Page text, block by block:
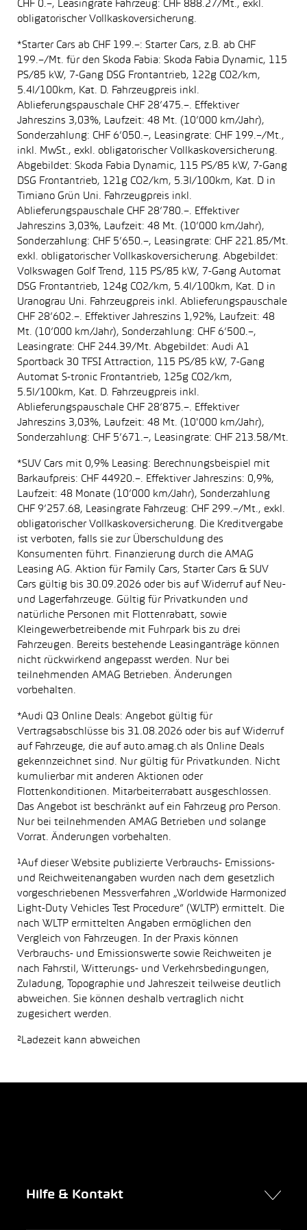
CHF 0.–, Leasingrate Fahrzeug: CHF 888.27/Mt., exkl.
obligatorischer Vollkaskoversicherung.
*Starter Cars ab CHF 199.–: Starter Cars, z.B. ab CHF
199.–/Mt. für den Skoda Fabia: Skoda Fabia Dynamic, 115
PS/85 kW, 7-Gang DSG Frontantrieb, 122g CO2/km,
5.4l/100km, Kat. D. Fahrzeugpreis inkl.
Ablieferungspauschale CHF 28’475.–. Effektiver
Jahreszins 3,03%, Laufzeit: 48 Mt. (10’000 km/Jahr),
Sonderzahlung: CHF 6’050.–, Leasingrate: CHF 199.–/Mt.,
inkl. MwSt., exkl. obligatorischer Vollkaskoversicherung.
Abgebildet: Skoda Fabia Dynamic, 115 PS/85 kW, 7-Gang
DSG Frontantrieb, 121g CO2/km, 5.3l/100km, Kat. D in
Timiano Grün Uni. Fahrzeugpreis inkl.
Ablieferungspauschale CHF 28’780.–. Effektiver
Jahreszins 3,03%, Laufzeit: 48 Mt. (10’000 km/Jahr),
Sonderzahlung: CHF 5’650.–, Leasingrate: CHF 221.85/Mt.
exkl. obligatorischer Vollkaskoversicherung. Abgebildet:
Volkswagen Golf Trend, 115 PS/85 kW, 7-Gang Automat
DSG Frontantrieb, 124g CO2/km, 5.4l/100km, Kat. D in
Uranograu Uni. Fahrzeugpreis inkl. Ablieferungspauschale
CHF 28’602.–. Effektiver Jahreszins 1,92%, Laufzeit: 48
Mt. (10’000 km/Jahr), Sonderzahlung: CHF 6’500.–,
Leasingrate: CHF 244.39/Mt. Abgebildet: Audi A1
Sportback 30 TFSI Attraction, 115 PS/85 kW, 7-Gang
Automat S-tronic Frontantrieb, 125g CO2/km,
5.5l/100km, Kat. D. Fahrzeugpreis inkl.
Ablieferungspauschale CHF 28’875.–. Effektiver
Jahreszins 3,03%, Laufzeit: 48 Mt. (10'000 km/Jahr),
Sonderzahlung: CHF 5’671.–, Leasingrate: CHF 213.58/Mt.
*SUV Cars mit 0,9% Leasing: Berechnungsbeispiel mit
Barkaufpreis: CHF 44920.–. Effektiver Jahreszins: 0,9%,
Laufzeit: 48 Monate (10’000 km/Jahr), Sonderzahlung
CHF 9’257.68, Leasingrate Fahrzeug: CHF 299.–/Mt., exkl.
obligatorischer Vollkaskoversicherung. Die Kreditvergabe
ist verboten, falls sie zur Überschuldung des
Konsumenten führt. Finanzierung durch die AMAG
Leasing AG. Aktion für Family Cars, Starter Cars & SUV
Cars gültig bis 30.09.2026 oder bis auf Widerruf auf Neu-
und Lagerfahrzeuge. Gültig für Privatkunden und
natürliche Personen mit Flottenrabatt, sowie
Kleingewerbetreibende mit Fuhrpark bis zu drei
Fahrzeugen. Bereits bestehende Leasinganträge können
nicht rückwirkend angepasst werden. Nur bei
teilnehmenden AMAG Betrieben. Änderungen
vorbehalten.
*Audi Q3 Online Deals: Angebot gültig für
Vertragsabschlüsse bis 31.08.2026 oder bis auf Widerruf
auf Fahrzeuge, die auf auto.amag.ch als Online Deals
gekennzeichnet sind. Nur gültig für Privatkunden. Nicht
kumulierbar mit anderen Aktionen oder
Flottenkonditionen. Mitarbeiterrabatt ausgeschlossen.
Das Angebot ist beschränkt auf ein Fahrzeug pro Person.
Nur bei teilnehmenden AMAG Betrieben und solange
Vorrat. Änderungen vorbehalten.
¹Auf dieser Website publizierte Verbrauchs- Emissions-
und Reichweitenangaben wurden nach dem gesetzlich
vorgeschriebenen Messverfahren „Worldwide Harmonized
Light-Duty Vehicles Test Procedure“ (WLTP) ermittelt. Die
nach WLTP ermittelten Angaben ermöglichen den
Vergleich von Fahrzeugen. In der Praxis können
Verbrauchs- und Emissionswerte sowie Reichweiten je
nach Fahrstil, Witterungs- und Verkehrsbedingungen,
Zuladung, Topographie und Jahreszeit teilweise deutlich
abweichen. Sie können deshalb vertraglich nicht
zugesichert werden.
²Ladezeit kann abweichen
Hilfe & Kontakt